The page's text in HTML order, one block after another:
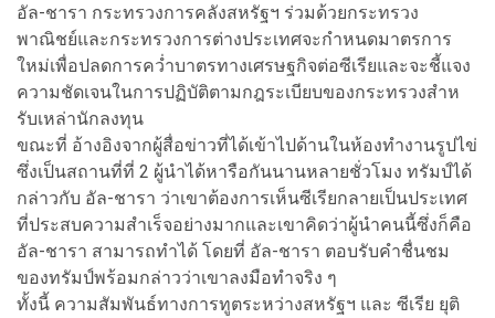
อัล-ชารา กระทรวงการคลังสหรัฐฯ ร่วมด้วยกระทรวง
พาณิชย์และกระทรวงการต่างประเทศจะกำหนดมาตรการ
ใหม่เพื่อปลดการคว่ำบาตรทางเศรษฐกิจต่อซีเรียและจะชี้แจง
ความชัดเจนในการปฏิบัติตามกฎระเบียบของกระทรวงสําห
รับเหล่านักลงทุน
ขณะที่ อ้างอิงจากผู้สื่อข่าวที่ได้เข้าไปด้านในห้องทำงานรูปไข่
ซึ่งเป็นสถานที่ที่ 2 ผู้นำได้หารือกันนานหลายชั่วโมง ทรัมป์ได้
กล่าวกับ อัล-ชารา ว่าเขาต้องการเห็นซีเรียกลายเป็นประเทศ
ที่ประสบความสำเร็จอย่างมากและเขาคิดว่าผู้นำคนนี้ซึ่งก็คือ
อัล-ชารา สามารถทำได้ โดยที่ อัล-ชารา ตอบรับคำชื่นชม
ของทรัมป์พร้อมกล่าวว่าเขาลงมือทำจริง ๆ
ทั้งนี้ ความสัมพันธ์ทางการทูตระหว่างสหรัฐฯ และ ซีเรีย ยุติ